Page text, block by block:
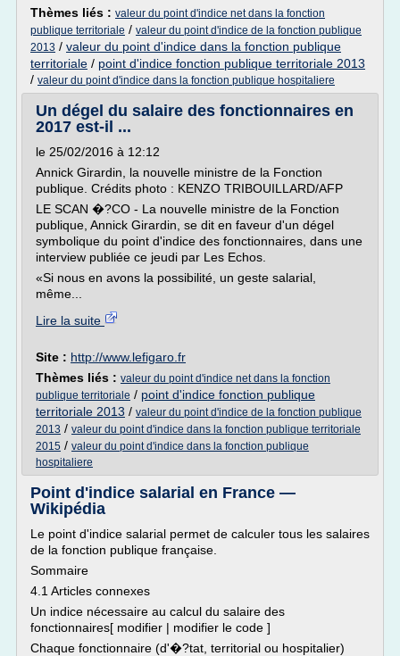
Thèmes liés : valeur du point d'indice net dans la fonction
publique territoriale / valeur du point d'indice de la fonction publique
2013 / valeur du point d'indice dans la fonction publique
territoriale / point d'indice fonction publique territoriale 2013
/ valeur du point d'indice dans la fonction publique hospitaliere
Un dégel du salaire des fonctionnaires en
2017 est-il ...
le 25/02/2016 à 12:12
Annick Girardin, la nouvelle ministre de la Fonction
publique. Crédits photo : KENZO TRIBOUILLARD/AFP
LE SCAN �?CO - La nouvelle ministre de la Fonction
publique, Annick Girardin, se dit en faveur d'un dégel
symbolique du point d'indice des fonctionnaires, dans une
interview publiée ce jeudi par Les Echos.
«Si nous en avons la possibilité, un geste salarial,
même...
Lire la suite
Site : http://www.lefigaro.fr
Thèmes liés : valeur du point d'indice net dans la fonction
publique territoriale / point d'indice fonction publique
territoriale 2013 / valeur du point d'indice de la fonction publique
2013 / valeur du point d'indice dans la fonction publique territoriale
2015 / valeur du point d'indice dans la fonction publique
hospitaliere
Point d'indice salarial en France —
Wikipédia
Le point d'indice salarial permet de calculer tous les salaires
de la fonction publique française.
Sommaire
4.1 Articles connexes
Un indice nécessaire au calcul du salaire des
fonctionnaires[ modifier | modifier le code ]
Chaque fonctionnaire (d'�?tat, territorial ou hospitalier)